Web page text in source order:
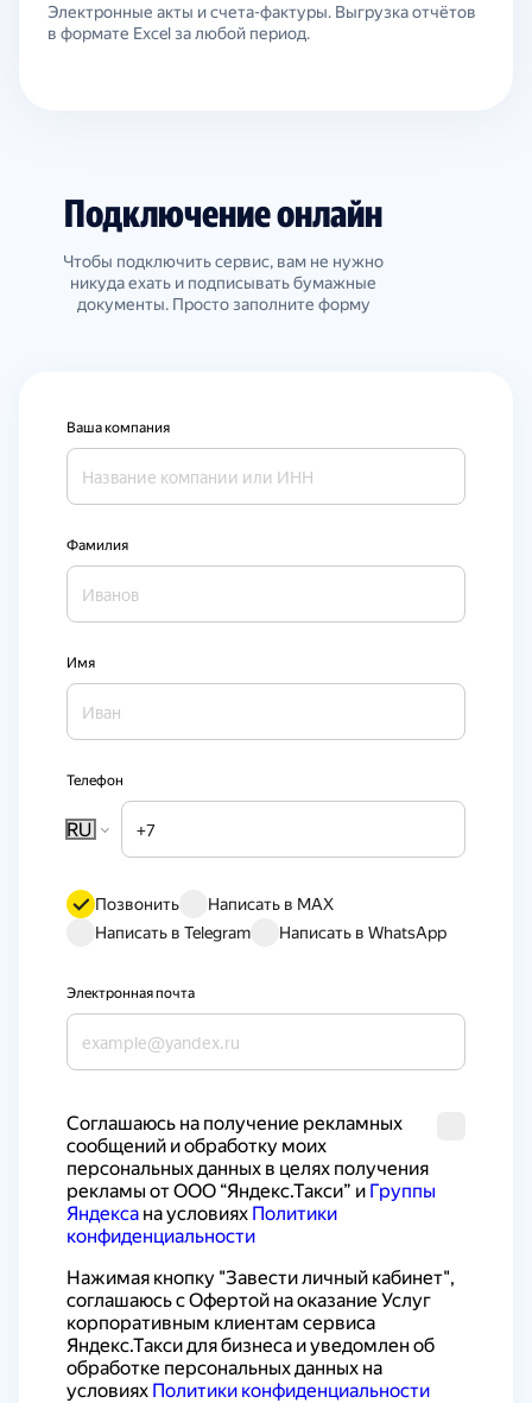
Электронные акты и счета-фактуры. Выгрузка отчётов
в формате Excel за любой период.
Подключение онлайн
Чтобы подключить сервис, вам не нужно
никуда ехать и подписывать бумажные
документы. Просто заполните форму
Ваша компания
Фамилия
Имя
Телефон
RU
Позвонить
Написать в MAX
Написать в Telegram
Написать в WhatsApp
Электронная почта
Cоглашаюсь на получение рекламных
сообщений и обработку моих
персональных данных в целях получения
рекламы от ООО “Яндекс.Такси” и Группы
Яндекса на условиях Политики
конфиденциальности
Нажимая кнопку "Завести личный кабинет",
соглашаюсь с Офертой на оказание Услуг
корпоративным клиентам сервиса
Яндекс.Такси для бизнеса и уведомлен об
обработке персональных данных на
условиях Политики конфиденциальности